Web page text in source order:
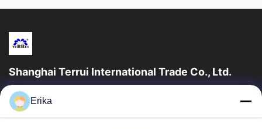
Shanghai Terrui International Trade Co., Ltd.
शंघाई टेरुई इंटरनेशनल ट्रेड कं, लिमिटेड की स्थापना 2002 में पशुधन उपकरण के
विकास, निर्माण और बिक्री में विशेषज्ञता प्राप्त थी।
त्वरित लिंक
Erika